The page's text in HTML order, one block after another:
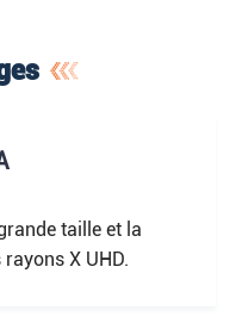
taille et la
X UHD.